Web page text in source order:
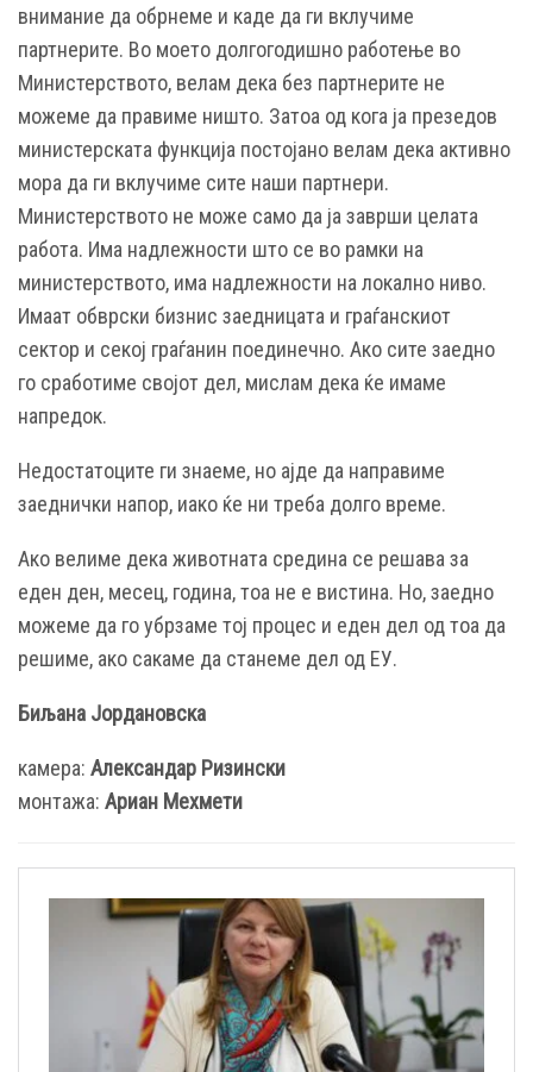
внимание да обрнеме и каде да ги вклучиме
партнерите. Во моето долгогодишно работење во
Министерството, велам дека без партнерите не
можеме да правиме ништо. Затоа од кога ја презедов
министерската функција постојано велам дека активно
мора да ги вклучиме сите наши партнери.
Министерството не може само да ја заврши целата
работа. Има надлежности што се во рамки на
министерството, има надлежности на локално ниво.
Имаат обврски бизнис заедницата и граѓанскиот
сектор и секој граѓанин поединечно. Ако сите заедно
го сработиме својот дел, мислам дека ќе имаме
напредок.
Недостатоците ги знаеме, но ајде да направиме
заеднички напор, иако ќе ни треба долго време.
Ако велиме дека животната средина се решава за
еден ден, месец, година, тоа не е вистина. Но, заедно
можеме да го убрзаме тој процес и еден дел од тоа да
решиме, ако сакаме да станеме дел од ЕУ.
Биљана Јордановска
камера: Александар Ризински
монтажа: Ариан Мехмети